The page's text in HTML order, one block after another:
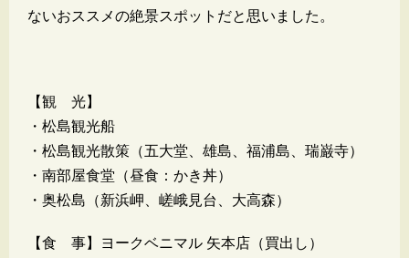
ないおススメの絶景スポットだと思いました。
【観 光】
・松島観光船
・松島観光散策（五大堂、雄島、福浦島、瑞巌寺）
・南部屋食堂（昼食：かき丼）
・奥松島（新浜岬、嵯峨見台、大高森）
【食 事】ヨークベニマル 矢本店（買出し）